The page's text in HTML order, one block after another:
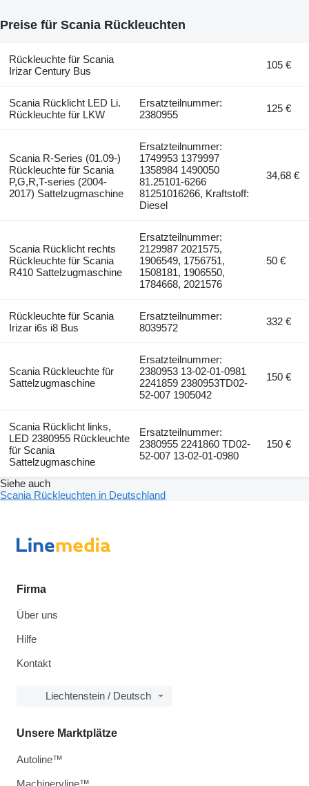
Preise für Scania Rückleuchten
Rückleuchte für Scania
Irizar Century Bus
105 €
Scania Rücklicht LED Li.
Rückleuchte für LKW
Ersatzteilnummer:
2380955
125 €
Scania R-Series (01.09-)
Rückleuchte für Scania
P,G,R,T-series (2004-
2017) Sattelzugmaschine
Ersatzteilnummer:
1749953 1379997
1358984 1490050
81.25101-6266
81251016266, Kraftstoff:
Diesel
34,68 €
Scania Rücklicht rechts
Rückleuchte für Scania
R410 Sattelzugmaschine
Ersatzteilnummer:
2129987 2021575,
1906549, 1756751,
1508181, 1906550,
1784668, 2021576
50 €
Rückleuchte für Scania
Irizar i6s i8 Bus
Ersatzteilnummer:
8039572
332 €
Scania Rückleuchte für
Sattelzugmaschine
Ersatzteilnummer:
2380953 13-02-01-0981
2241859 2380953TD02-
52-007 1905042
150 €
Scania Rücklicht links,
LED 2380955 Rückleuchte
für Scania
Sattelzugmaschine
Ersatzteilnummer:
2380955 2241860 TD02-
52-007 13-02-01-0980
150 €
Siehe auch
Scania Rückleuchten in Deutschland
Firma
Über uns
Hilfe
Kontakt
Liechtenstein / Deutsch
Unsere Marktplätze
Autoline™
Machineryline™